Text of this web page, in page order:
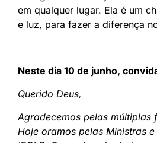
em qualquer lugar. Ela é um
e luz, para fazer a diferença
Neste dia 10 de junho,
Querido Deus,
Agradecemos pelas múltiplas
Hoje oramos pelas Ministras